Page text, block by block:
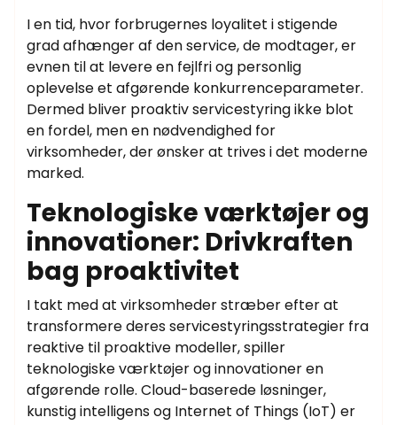
I en tid, hvor forbrugernes loyalitet i stigende
grad afhænger af den service, de modtager, er
evnen til at levere en fejlfri og personlig
oplevelse et afgørende konkurrenceparameter.
Dermed bliver proaktiv servicestyring ikke blot
en fordel, men en nødvendighed for
virksomheder, der ønsker at trives i det moderne
marked.
Teknologiske værktøjer og
innovationer: Drivkraften
bag proaktivitet
I takt med at virksomheder stræber efter at
transformere deres servicestyringsstrategier fra
reaktive til proaktive modeller, spiller
teknologiske værktøjer og innovationer en
afgørende rolle. Cloud-baserede løsninger,
kunstig intelligens og Internet of Things (IoT) er